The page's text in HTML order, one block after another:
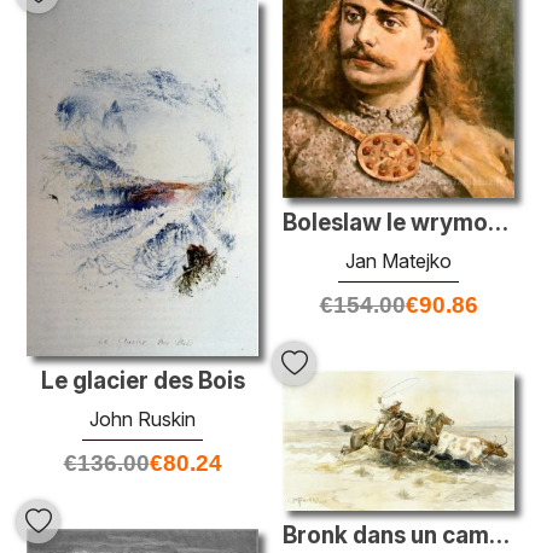
Boleslaw le wrymouth
Jan Matejko
€154.00€90.86
Le glacier des Bois
John Ruskin
€136.00€80.24
Bronk dans un camp de vache